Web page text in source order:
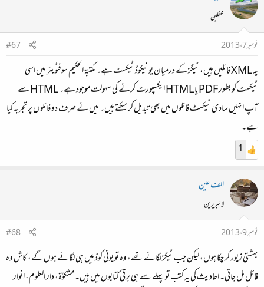
محفلین
نومبر 7، 2013
#67
یہ XML فائلیں ہیں، ٹیگز کے درمیان یونیکوڈ ٹیکسٹ ہے۔ مکتبة الحکیم سوفٹویئر میں اسی
ٹیکسٹ کو بطور PDF یا HTML ایکسپورٹ کرنے کی سہولت موجود ہے۔ HTML سے
آپ انہیں سادی ٹیکسٹ فائلوں میں بھی تبدیل کر سکتے ہیں۔ میں نے صرف دو فائلوں پر تجربہ کیا
ہے۔
1
الف عین
لائبریرین
نومبر 9، 2013
#68
بہشتی زیور کر چکا ہوں، لیکن جب ٹیگز لگائے تھے، وہ تو یونی کوڈ میں ہی لگائے ہوں گے، کاش وہ
فائل مل جاتی۔ احادیث کی یہ کتب تو پہلے سے ہی برقی کتابوں میں ہیں۔ مشکوٰۃ، دار العلوم، انوار